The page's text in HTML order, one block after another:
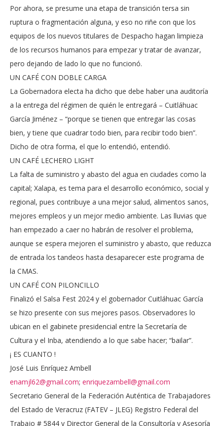
Por ahora, se presume una etapa de transición tersa sin
ruptura o fragmentación alguna, y eso no riñe con que los
equipos de los nuevos titulares de Despacho hagan limpieza
de los recursos humanos para empezar y tratar de avanzar,
pero dejando de lado lo que no funcionó.
UN CAFÉ CON DOBLE CARGA
La Gobernadora electa ha dicho que debe haber una auditoría
a la entrega del régimen de quién le entregará – Cuitláhuac
García Jiménez – “porque se tienen que entregar las cosas
bien, y tiene que cuadrar todo bien, para recibir todo bien”.
Dicho de otra forma, el que lo entendió, entendió.
UN CAFÉ LECHERO LIGHT
La falta de suministro y abasto del agua en ciudades como la
capital; Xalapa, es tema para el desarrollo económico, social y
regional, pues contribuye a una mejor salud, alimentos sanos,
mejores empleos y un mejor medio ambiente. Las lluvias que
han empezado a caer no habrán de resolver el problema,
aunque se espera mejoren el suministro y abasto, que reduzca
de entrada los tandeos hasta desaparecer este programa de
la CMAS.
UN CAFÉ CON PILONCILLO
Finalizó el Salsa Fest 2024 y el gobernador Cuitláhuac García
se hizo presente con sus mejores pasos. Observadores lo
ubican en el gabinete presidencial entre la Secretaría de
Cultura y el Inba, atendiendo a lo que sabe hacer; “bailar”.
¡ ES CUANTO !
José Luis Enríquez Ambell
enamjl62@gmail.com; enriquezambell@gmail.com
Secretario General de la Federación Auténtica de Trabajadores
del Estado de Veracruz (FATEV – JLEG) Registro Federal del
Trabajo # 5844 y Director General de la Consultoría y Asesoría